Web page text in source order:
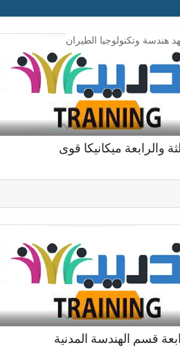
والرابعة ميكانيكا قوى
قسم الهندسة المدنية
هندسة وتكنولوجيا الطيران